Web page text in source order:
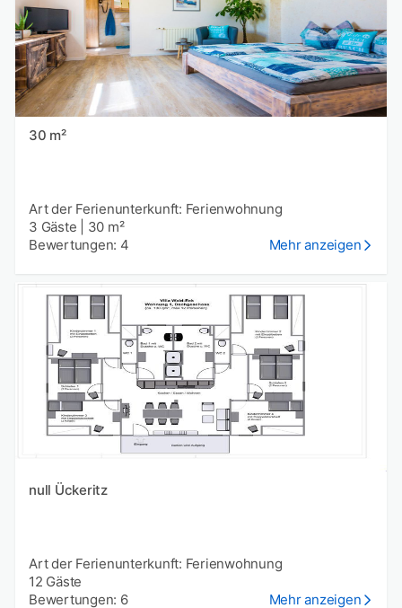
30 m²
Art der Ferienunterkunft: Ferienwohnung
3 Gäste
30 m²
Bewertungen: 4
Mehr anzeigen
null Ückeritz
Art der Ferienunterkunft: Ferienwohnung
12 Gäste
Bewertungen: 6
Mehr anzeigen